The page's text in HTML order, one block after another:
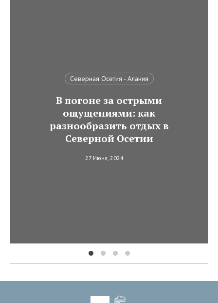
Северная Осетия - Алания
В погоне за острыми
ощущениями: как
разнообразить отдых в
Северной Осетии
27 Июня, 2024